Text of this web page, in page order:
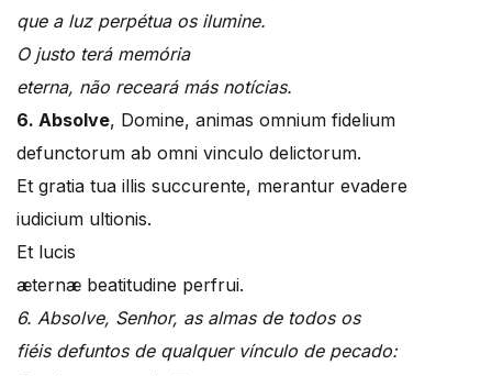
que a luz perpétua os ilumine.
O justo terá memória
eterna, não receará más notícias.
6. Absolve, Domine, animas omnium fidelium
defunctorum ab omni vinculo delictorum.
Et gratia tua illis succurente, merantur evadere
iudicium ultionis.
Et lucis
æternæ beatitudine perfrui.
6. Absolve, Senhor, as almas de todos os
fiéis defuntos de qualquer vínculo de pecado: